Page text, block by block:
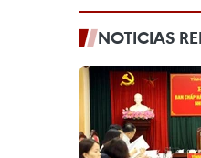
NOTICIAS